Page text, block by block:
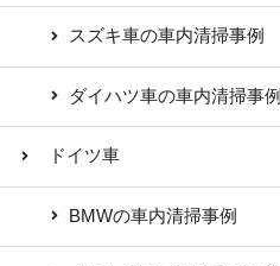
スズキ車の車内清掃事例
ダイハツ車の車内清掃事例
ドイツ車
BMWの車内清掃事例